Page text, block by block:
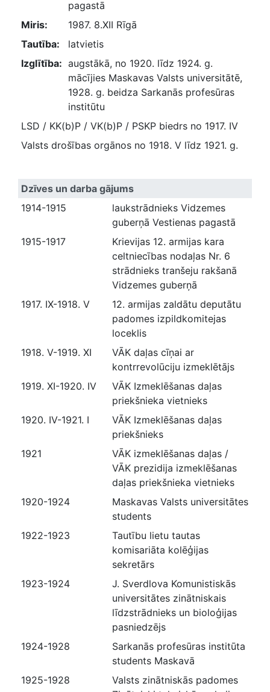
pagastā
Miris:
1987. 8.XII Rīgā
Tautība:
latvietis
Izglītība: augstākā, no 1920. līdz 1924. g.
mācījies Maskavas Valsts universitātē,
1928. g. beidza Sarkanās profesūras
institūtu
LSD / KK(b)P / VK(b)P / PSKP biedrs no 1917. IV
Valsts drošības orgānos no 1918. V līdz 1921. g.
Dzīves un darba gājums
1914-1915
laukstrādnieks Vidzemes
guberņā Vestienas pagastā
1915-1917
Krievijas 12. armijas kara
celtniecības nodaļas Nr. 6
strādnieks tranšeju rakšanā
Vidzemes guberņā
1917. IX-1918. V
12. armijas zaldātu deputātu
padomes izpildkomitejas
loceklis
1918. V-1919. XI
VĀK daļas cīņai ar
kontrrevolūciju izmeklētājs
1919. XI-1920. IV
VĀK Izmeklēšanas daļas
priekšnieka vietnieks
1920. IV-1921. I
VĀK Izmeklēšanas daļas
priekšnieks
1921
VĀK izmeklēšanas daļas /
VĀK prezidija izmeklēšanas
daļas priekšnieka vietnieks
1920-1924
Maskavas Valsts universitātes
students
1922-1923
Tautību lietu tautas
komisariāta kolēģijas
sekretārs
1923-1924
J. Sverdlova Komunistiskās
universitātes zinātniskais
līdzstrādnieks un bioloģijas
pasniedzējs
1924-1928
Sarkanās profesūras institūta
students Maskavā
1925-1928
Valsts zinātniskās padomes